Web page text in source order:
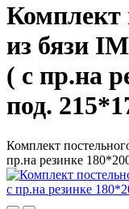
Комплект
из бязи
( с пр.на
под.
Комплект
пр.на резинке